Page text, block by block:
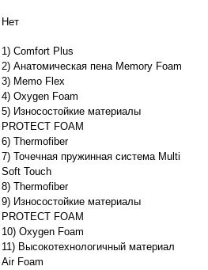
Нет
1) Comfort Plus
2) Анатомическая пена Memory Foam
3) Memo Flex
4) Oxygen Foam
5) Износостойкие материалы
PROTECT FOAM
6) Thermofiber
7) Точечная пружинная система Multi
Soft Touch
8) Thermofiber
9) Износостойкие материалы
PROTECT FOAM
10) Oxygen Foam
11) Высокотехнологичный материал
Air Foam